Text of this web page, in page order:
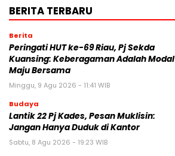
BERITA TERBARU
Berita
Peringati HUT ke-69 Riau, Pj Sekda
Kuansing: Keberagaman Adalah Modal
Maju Bersama
Minggu, 9 Agu 2026 - 11:41 WIB
Budaya
Lantik 22 Pj Kades, Pesan Muklisin:
Jangan Hanya Duduk di Kantor
Sabtu, 8 Agu 2026 - 19:23 WIB